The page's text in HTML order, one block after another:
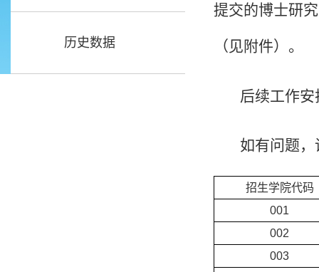
历史数据
提交的博士研
（见附件）。
后续工作
如有问题
招生学院代码
001
002
003